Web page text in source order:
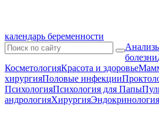
календарь беременности
болезни
КосметологияКрасота и здоровье
хирургияПоловые инфекции
ПсихологияПсихология для Папы
андрологияХирургияЭндокринология